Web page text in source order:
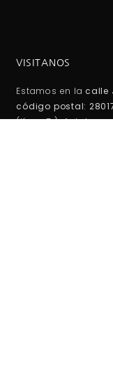
VISITANOS
Estamos en la calle
código postal:
(línea 5 ). Autobuses